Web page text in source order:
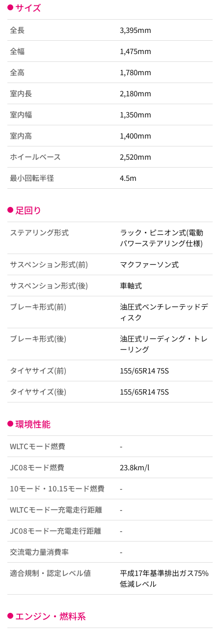
サイズ
全長 3,395mm
全幅 1,475mm
全高 1,780mm
室内長 2,180mm
室内幅 1,350mm
室内高 1,400mm
ホイールベース 2,520mm
最小回転半径 4.5m
足回り
ステアリング形式
ラック・ピニオン式(電動
パワーステアリング仕様)
サスペンション形式(前) マクファーソン式
サスペンション形式(後) 車軸式
ブレーキ形式(前)
油圧式ベンチレーテッドデ
ィスク
ブレーキ形式(後)
油圧式リーディング・トレ
ーリング
タイヤサイズ(前) 155/65R14 75S
タイヤサイズ(後) 155/65R14 75S
環境性能
WLTCモード燃費 -
JC08モード燃費 23.8km/l
10モード・10.15モード燃費 -
WLTCモード一充電走行距離 -
JC08モード一充電走行距離 -
交流電力量消費率 -
適合規制・認定レベル値
平成17年基準排出ガス75%
低減レベル
エンジン・燃料系